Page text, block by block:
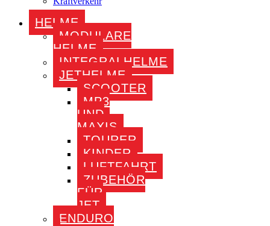
HELME
MODULARE
HELME
INTEGRALHELME
JETHELME
SCOOTER
MP3
UND
MAXIS
TOURER
KINDER
LUFTFAHRT
ZUBEHÖR
FÜR
JET
ENDURO